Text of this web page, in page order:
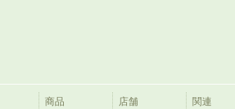
商品 店舗 関連